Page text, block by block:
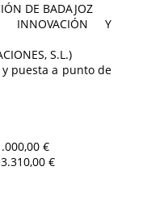
DE BADAJOZ
INNOVACIÓN Y
S.L.)
puesta a punto de
€
€